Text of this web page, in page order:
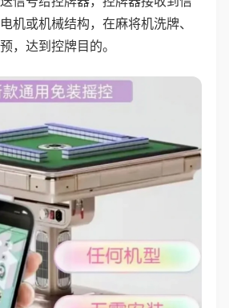
机或机械结构，在麻将机洗牌、
，达到控牌目的。